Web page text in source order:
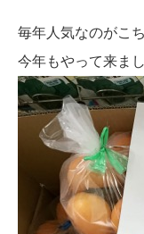
毎年人気なのがこ
今年もやって来ま